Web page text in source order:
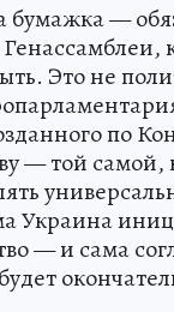
бумажка —
Это не
по
— той самой,
Украина
— и сама